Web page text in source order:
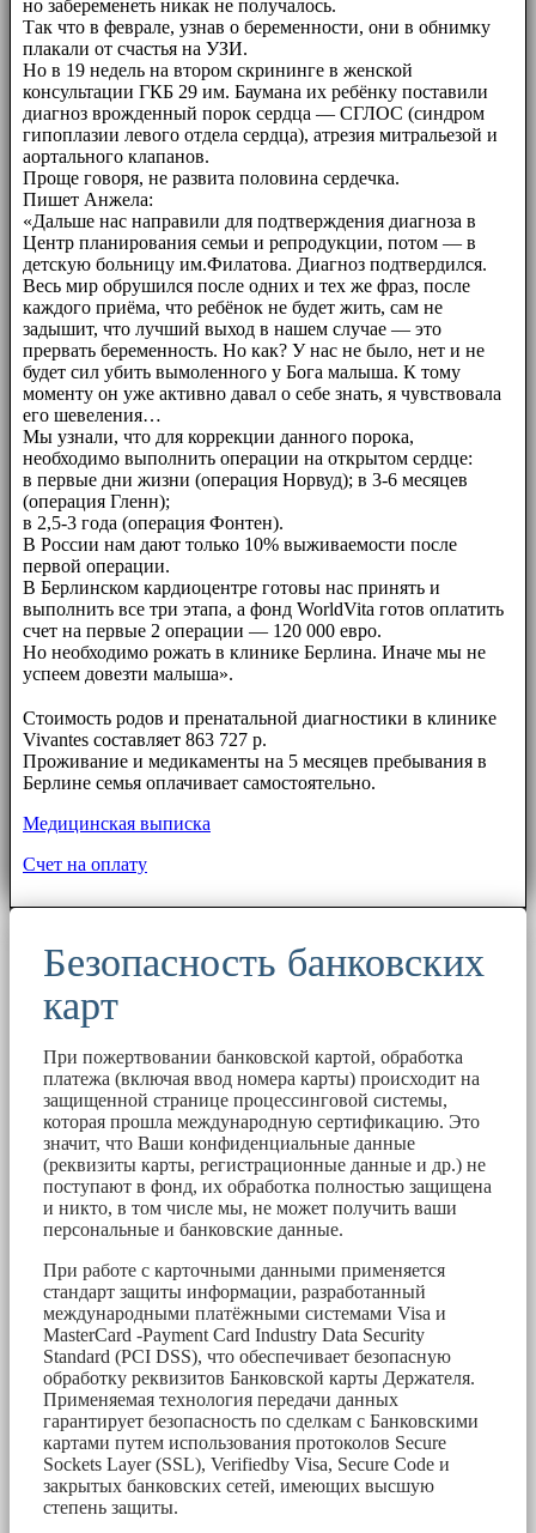
но забеременеть никак не получалось.
Так что в феврале, узнав о беременности, они в обнимку
плакали от счастья на УЗИ.
Но в 19 недель на втором скрининге в женской
консультации ГКБ 29 им. Баумана их ребёнку поставили
диагноз врожденный порок сердца — СГЛОС (синдром
гипоплазии левого отдела сердца), атрезия митральезой и
аортального клапанов.
Проще говоря, не развита половина сердечка.
Пишет Анжела:
«Дальше нас направили для подтверждения диагноза в
Центр планирования семьи и репродукции, потом — в
детскую больницу им.Филатова. Диагноз подтвердился.
Весь мир обрушился после одних и тех же фраз, после
каждого приёма, что ребёнок не будет жить, сам не
задышит, что лучший выход в нашем случае — это
прервать беременность. Но как? У нас не было, нет и не
будет сил убить вымоленного у Бога малыша. К тому
моменту он уже активно давал о себе знать, я чувствовала
его шевеления…
Мы узнали, что для коррекции данного порока,
необходимо выполнить операции на открытом сердце:
в первые дни жизни (операция Норвуд); в 3-6 месяцев
(операция Гленн);
в 2,5-3 года (операция Фонтен).
В России нам дают только 10% выживаемости после
первой операции.
В Берлинском кардиоцентре готовы нас принять и
выполнить все три этапа, а фонд WorldVita готов оплатить
счет на первые 2 операции — 120 000 евро.
Но необходимо рожать в клинике Берлина. Иначе мы не
успеем довезти малыша».
Стоимость родов и пренатальной диагностики в клинике
Vivantes составляет 863 727 р.
Проживание и медикаменты на 5 месяцев пребывания в
Берлине семья оплачивает самостоятельно.
Медицинская выписка
Счет на оплату
Безопасность банковских
карт
При пожертвовании банковской картой, обработка
платежа (включая ввод номера карты) происходит на
защищенной странице процессинговой системы,
которая прошла международную сертификацию. Это
значит, что Ваши конфиденциальные данные
(реквизиты карты, регистрационные данные и др.) не
поступают в фонд, их обработка полностью защищена
и никто, в том числе мы, не может получить ваши
персональные и банковские данные.
При работе с карточными данными применяется
стандарт защиты информации, разработанный
международными платёжными системами Visa и
MasterCard -Payment Card Industry Data Security
Standard (PCI DSS), что обеспечивает безопасную
обработку реквизитов Банковской карты Держателя.
Применяемая технология передачи данных
гарантирует безопасность по сделкам с Банковскими
картами путем использования протоколов Secure
Sockets Layer (SSL), Verifiedby Visa, Secure Code и
закрытых банковских сетей, имеющих высшую
степень защиты.